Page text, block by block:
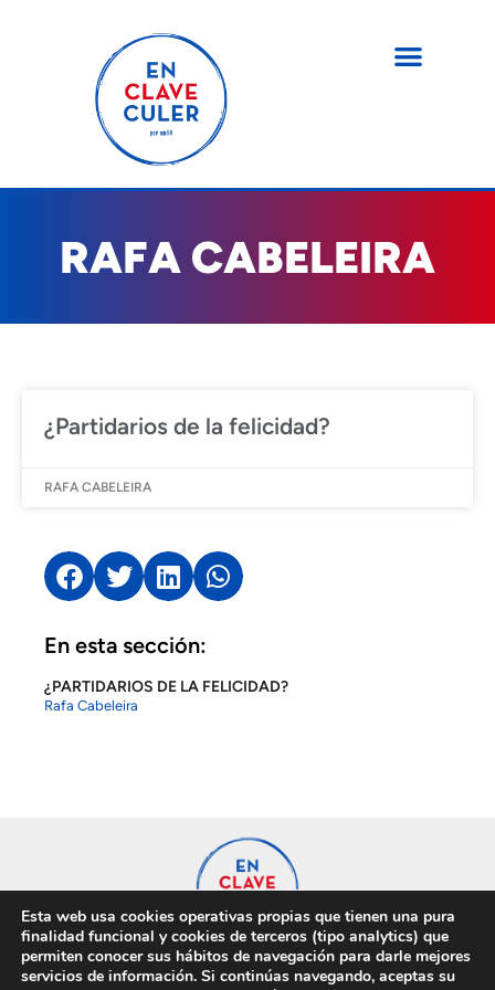
RAFA CABELEIRA
¿Partidarios de la felicidad?
RAFA CABELEIRA
En esta sección:
¿PARTIDARIOS DE LA FELICIDAD?
Rafa Cabeleira
Esta web usa cookies operativas propias que tienen una pura
finalidad funcional y cookies de terceros (tipo analytics) que
permiten conocer sus hábitos de navegación para darle mejores
servicios de información. Si continúas navegando, aceptas su